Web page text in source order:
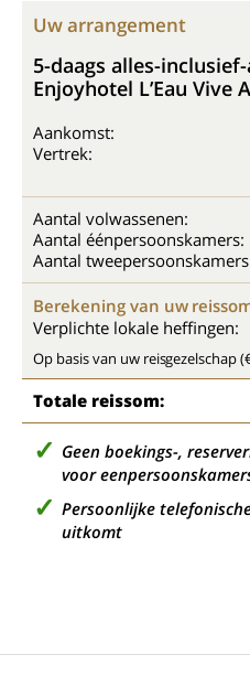
Uw arrangement
5-daags alles-
Enjoyhotel L’Eau Vive
Aankomst:
Vertrek:
Aantal volwassenen:
Aantal éénpersoonskamers:
Aantal
Berekening van uw
Verplichte lokale heffingen:
Op basis van uw reisgezelschap
Totale reissom:
Geen boekings-,
voor
Persoonlijke
uitkomt